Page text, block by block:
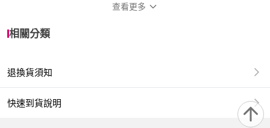
品牌系列
尺寸
查看更多
相關分類
退換貨須知
快速到貨說明